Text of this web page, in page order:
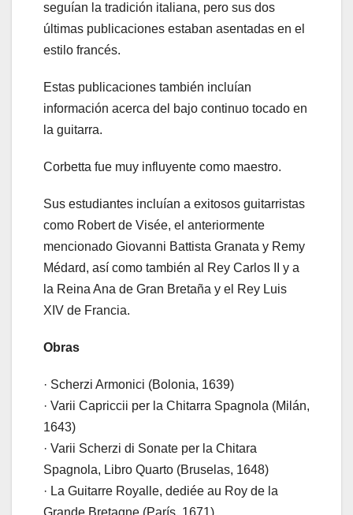
seguían la tradición italiana, pero sus dos
últimas publicaciones estaban asentadas en el
estilo francés.
Estas publicaciones también incluían
información acerca del bajo continuo tocado en
la guitarra.
Corbetta fue muy influyente como maestro.
Sus estudiantes incluían a exitosos guitarristas
como Robert de Visée, el anteriormente
mencionado Giovanni Battista Granata y Remy
Médard, así como también al Rey Carlos II y a
la Reina Ana de Gran Bretaña y el Rey Luis
XIV de Francia.
Obras
· Scherzi Armonici (Bolonia, 1639)
· Varii Capriccii per la Chitarra Spagnola (Milán,
1643)
· Varii Scherzi di Sonate per la Chitara
Spagnola, Libro Quarto (Bruselas, 1648)
· La Guitarre Royalle, dediée au Roy de la